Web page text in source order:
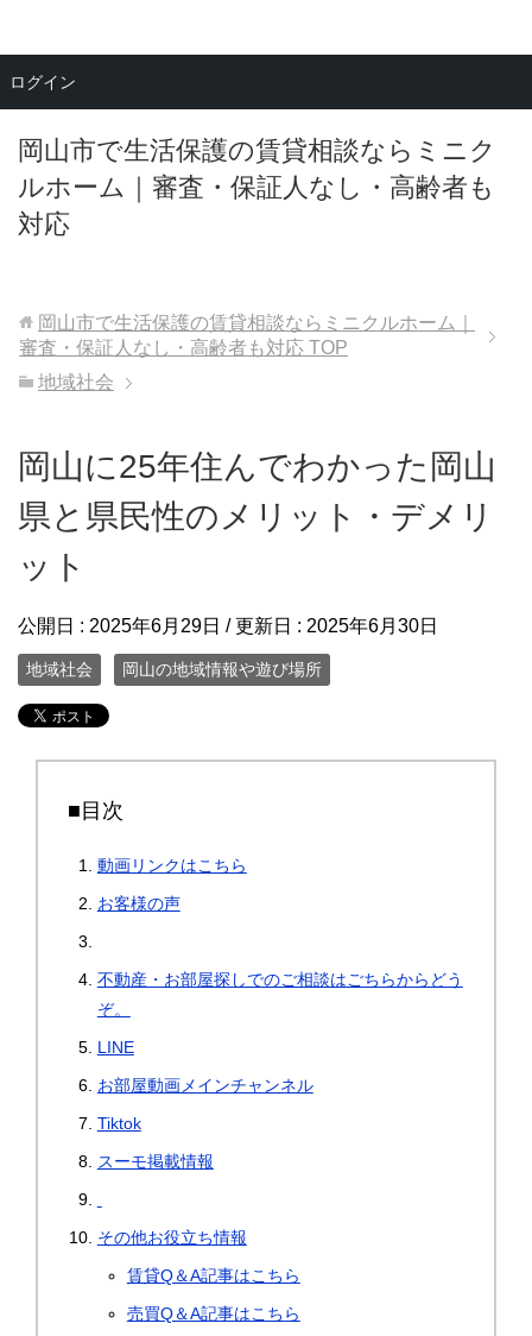
岡山市で生活保護の賃貸相談ならミニク
ルホーム｜審査・保証人なし・高齢者も
対応
メニュー
岡山市で生活保護の賃貸相談ならミニクルホーム｜
審査・保証人なし・高齢者も対応 TOP
地域社会
岡山に25年住んでわかった岡山
県と県民性のメリット・デメリ
ット
公開日 : 2025年6月29日 / 更新日 : 2025年6月30日
地域社会 岡山の地域情報や遊び場所
■目次
動画リンクはこちら
お客様の声
不動産・お部屋探しでのご相談はごちらからどう
ぞ。
LINE
お部屋動画メインチャンネル
Tiktok
スーモ掲載情報
その他お役立ち情報
賃貸Q＆A記事はこちら
売買Q＆A記事はこちら
ログイン